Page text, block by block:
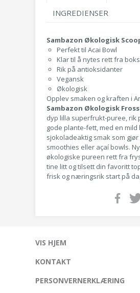
INGREDIENSER
Sambazon Økologisk
Perfekt til Acai Bowl
Klar til å nytes rett fra
Rik på antioksidanter
Vegansk
Økologisk
Opplev smaken og kraften i
Sambazon Økologisk
dyp lilla superfrukt-puree, rik
gode plante-fett, med en
sjokoladeaktig smak som
smoothies eller açaí bowls.
økologiske pureen rett fra
tine litt og tilsett din favoritt
frisk og næringsrik start på
VIS HJEM
KONTAKT
PERSONVERNERKLÆRING